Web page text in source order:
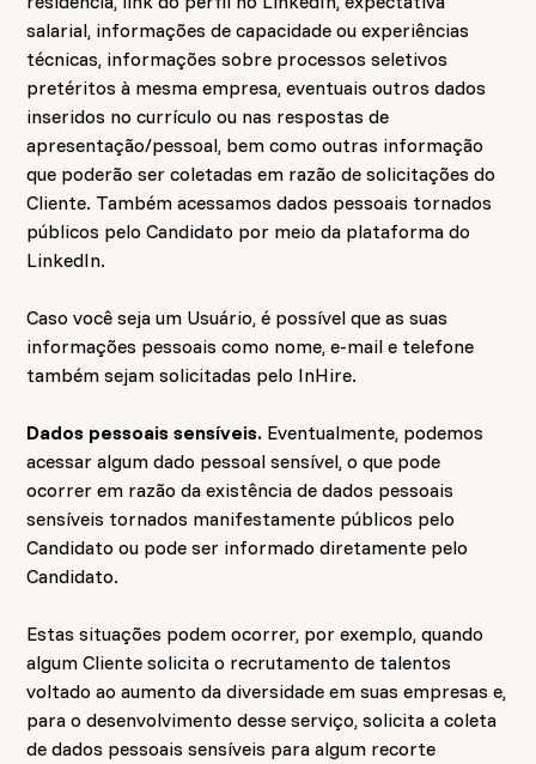
salarial, informações de capacidade ou experiências
técnicas, informações sobre processos seletivos
pretéritos à mesma empresa, eventuais outros dados
inseridos no currículo ou nas respostas de
apresentação/pessoal, bem como outras informação
que poderão ser coletadas em razão de solicitações do
Cliente. Também acessamos dados pessoais tornados
públicos pelo Candidato por meio da plataforma do
LinkedIn.
Caso você seja um Usuário, é possível que as suas
informações pessoais como nome, e-mail e telefone
também sejam solicitadas pelo InHire.
Dados pessoais sensíveis. Eventualmente, podemos
acessar algum dado pessoal sensível, o que pode
ocorrer em razão da existência de dados pessoais
sensíveis tornados manifestamente públicos pelo
Candidato ou pode ser informado diretamente pelo
Candidato.
Estas situações podem ocorrer, por exemplo, quando
algum Cliente solicita o recrutamento de talentos
voltado ao aumento da diversidade em suas empresas e,
para o desenvolvimento desse serviço, solicita a coleta
de dados pessoais sensíveis para algum recorte